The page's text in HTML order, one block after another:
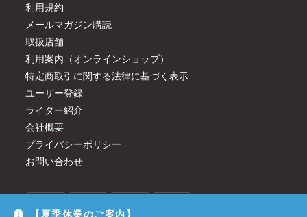
利用規約
メールマガジン購読
取扱店舗
利用案内（オンラインショップ）
特定商取引に関する法律に基づく表示
ユーザー登録
ライター紹介
会社概要
プライバシーポリシー
お問い合わせ
【夏季休業のご案内】